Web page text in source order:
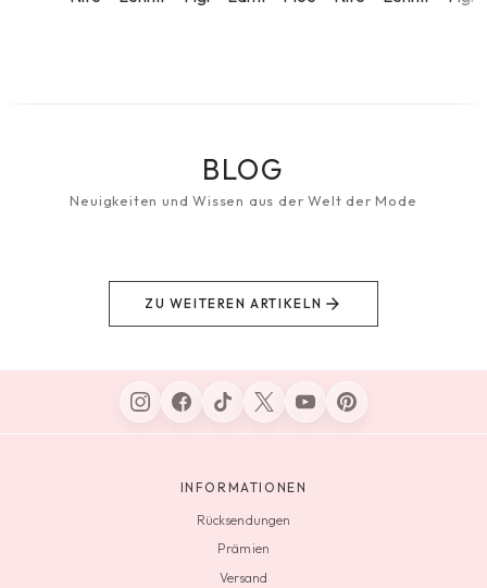
BLOG
Neuigkeiten und Wissen aus der Welt der Mode
ZU WEITEREN ARTIKELN
INFORMATIONEN
Rücksendungen
Prämien
Versand